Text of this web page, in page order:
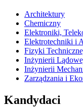
Architektury
Chemiczny
Elektroniki,
Elektrotechniki i
Fizyki
Inżynierii
Inżynierii
Zarządzania i
Kandydaci